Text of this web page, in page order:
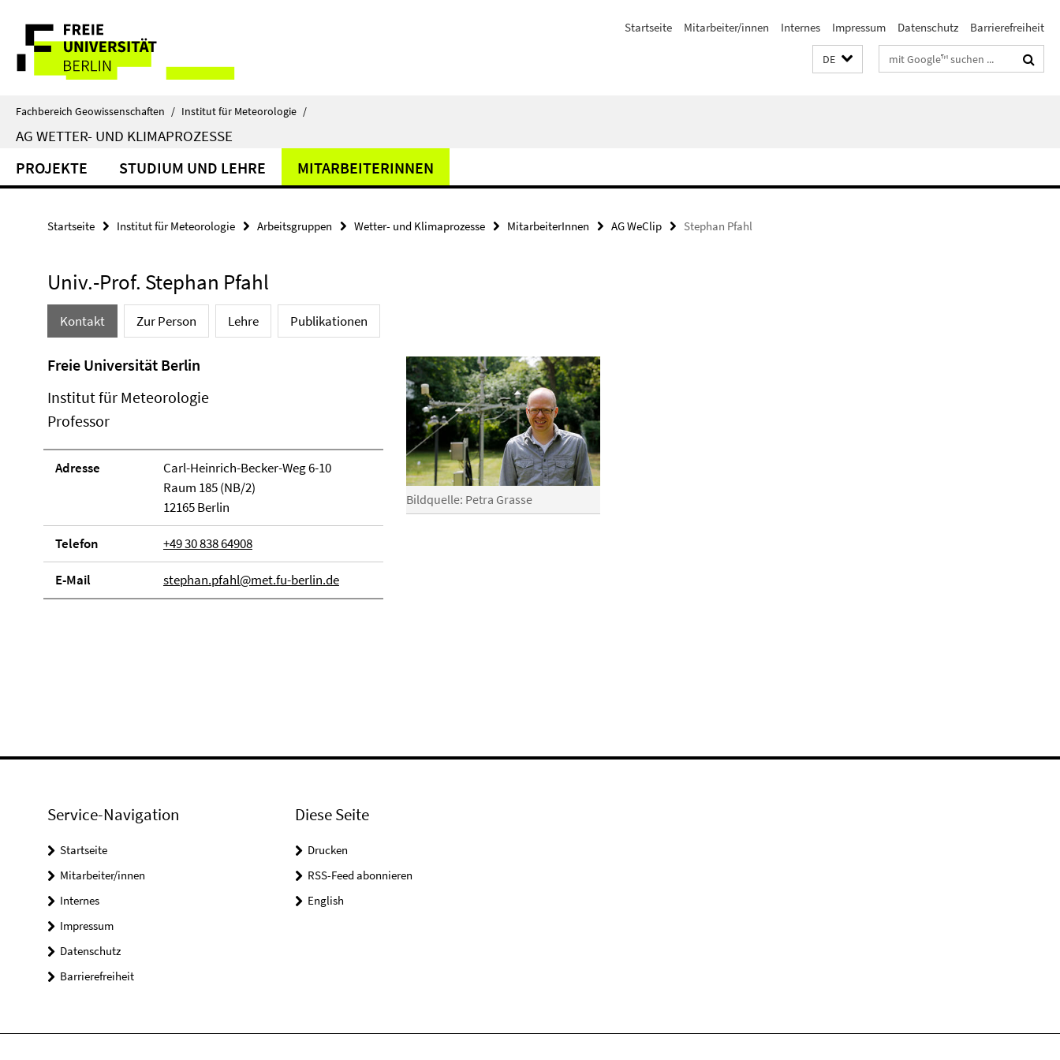
direkt
Inhalt
Service-
Navigation
Startseite Mitarbeiter/innen Internes Impressum Datenschutz Barrierefreiheit
DE Suchbegriffe
Fachbereich Geowissenschaften / Institut für Meteorologie /
AG WETTER- UND KLIMAPROZESSE
PROJEKTE STUDIUM UND LEHRE MITARBEITERINNEN
Startseite Institut für Meteorologie Arbeitsgruppen Wetter- und Klimaprozesse MitarbeiterInnen AG WeClip Stephan Pfahl
Univ.-Prof. Stephan Pfahl
Kontakt Zur Person Lehre Publikationen
Bildquelle: Petra Grasse
Freie Universität Berlin
Institut für Meteorologie
Professor
Adresse
Carl-Heinrich-Becker-Weg 6-10
Raum 185 (NB/2)
12165 Berlin
Telefon +49 30 838 64908
E-Mail stephan.pfahl@met.fu-berlin.de
Service-Navigation
Startseite
Mitarbeiter/innen
Internes
Impressum
Datenschutz
Barrierefreiheit
Diese Seite
Drucken
RSS-Feed abonnieren
English